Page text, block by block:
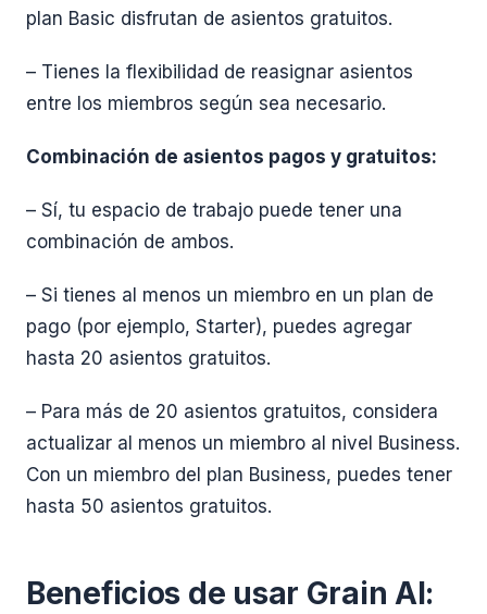
plan Basic disfrutan de asientos gratuitos.
– Tienes la flexibilidad de reasignar asientos
entre los miembros según sea necesario.
Combinación de asientos pagos y gratuitos:
– Sí, tu espacio de trabajo puede tener una
combinación de ambos.
– Si tienes al menos un miembro en un plan de
pago (por ejemplo, Starter), puedes agregar
hasta 20 asientos gratuitos.
– Para más de 20 asientos gratuitos, considera
actualizar al menos un miembro al nivel Business.
Con un miembro del plan Business, puedes tener
hasta 50 asientos gratuitos.
Beneficios de usar Grain AI: